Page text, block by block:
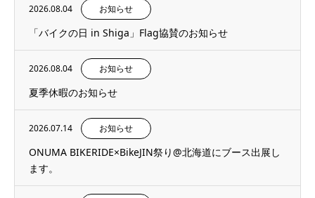
2026.08.04 お知らせ
「バイクの日 in Shiga」Flag協賛のお知らせ
2026.08.04 お知らせ
夏季休暇のお知らせ
2026.07.14 お知らせ
ONUMA BIKERIDE×BikeJIN祭り@北海道にブース出展し
ます。